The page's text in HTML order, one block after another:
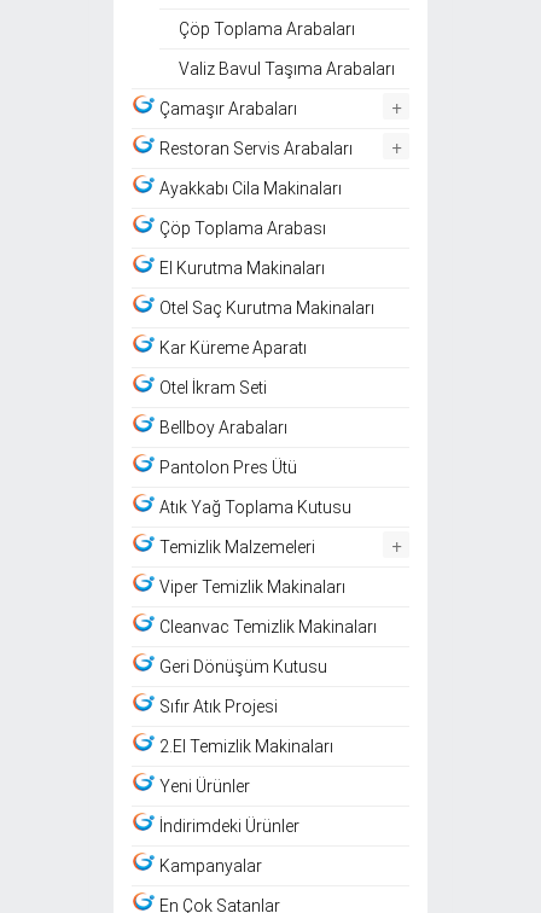
Çöp Toplama Arabaları
Valiz Bavul Taşıma Arabaları
Çamaşır Arabaları +
Restoran Servis Arabaları +
Ayakkabı Cila Makinaları
Çöp Toplama Arabası
El Kurutma Makinaları
Otel Saç Kurutma Makinaları
Kar Küreme Aparatı
Otel İkram Seti
Bellboy Arabaları
Pantolon Pres Ütü
Atık Yağ Toplama Kutusu
Temizlik Malzemeleri +
Viper Temizlik Makinaları
Cleanvac Temizlik Makinaları
Geri Dönüşüm Kutusu
Sıfır Atık Projesi
2.El Temizlik Makinaları
Yeni Ürünler
İndirimdeki Ürünler
Kampanyalar
En Çok Satanlar